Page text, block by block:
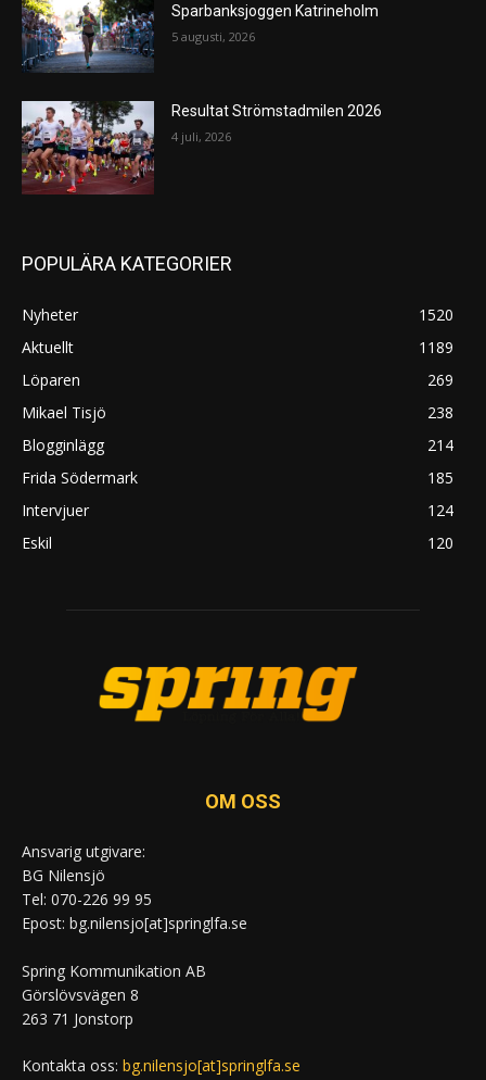
Sparbanksjoggen Katrineholm
5 augusti, 2026
Resultat Strömstadmilen 2026
4 juli, 2026
POPULÄRA KATEGORIER
Nyheter
1520
Aktuellt
1189
Löparen
269
Mikael Tisjö
238
Blogginlägg
214
Frida Södermark
185
Intervjuer
124
Eskil
120
OM OSS
Ansvarig utgivare:
BG Nilensjö
Tel: 070-226 99 95
Epost: bg.nilensjo[at]springlfa.se
Spring Kommunikation AB
Görslövsvägen 8
263 71 Jonstorp
Kontakta oss: bg.nilensjo[at]springlfa.se